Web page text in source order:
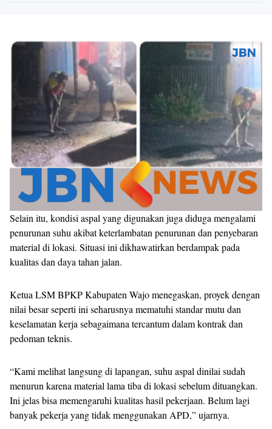
Selain itu, kondisi aspal yang digunakan juga diduga mengalami
penurunan suhu akibat keterlambatan penurunan dan penyebaran
material di lokasi. Situasi ini dikhawatirkan berdampak pada
kualitas dan daya tahan jalan.
Ketua LSM BPKP Kabupaten Wajo menegaskan, proyek dengan
nilai besar seperti ini seharusnya mematuhi standar mutu dan
keselamatan kerja sebagaimana tercantum dalam kontrak dan
pedoman teknis.
“Kami melihat langsung di lapangan, suhu aspal dinilai sudah
menurun karena material lama tiba di lokasi sebelum dituangkan.
Ini jelas bisa memengaruhi kualitas hasil pekerjaan. Belum lagi
banyak pekerja yang tidak menggunakan APD,” ujarnya.